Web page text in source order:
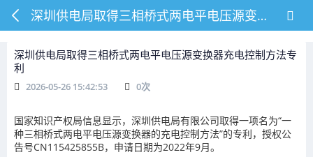
深圳供电局取得三相桥式两电平电压源变换器充电控制方法专利
深圳供电局取得三相桥式两电平电压源变换器充电控制方法专
利
2026-05-26 15:42:53 0次
国家知识产权局信息显示，深圳供电局有限公司取得一项名为“一
种三相桥式两电平电压源变换器的充电控制方法”的专利，授权公
告号CN115425855B，申请日期为2022年9月。